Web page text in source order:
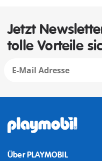
Jetzt
tolle Vorteile
Über PLAYMOBIL